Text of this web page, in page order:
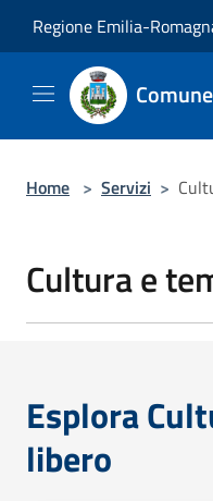
Regione Emilia-
Home > Servizi >
Cultura e
Esplora
libero